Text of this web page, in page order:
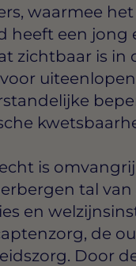
waarmee
heeft een jong
zichtbaar is in
is
tal van
en
de
Door